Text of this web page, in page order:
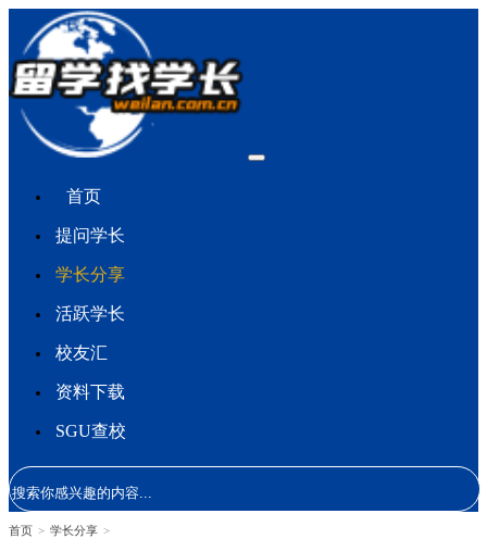
首页
提问学长
学长分享
活跃学长
校友汇
资料下载
SGU查校
首页 > 学长分享 >